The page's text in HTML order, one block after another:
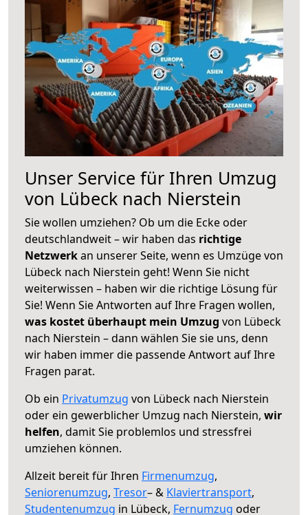
Unser Service für Ihren Umzug
von Lübeck nach Nierstein
Sie wollen umziehen? Ob um die Ecke oder
deutschlandweit – wir haben das richtige
Netzwerkan unserer Seite, wenn es Umzüge von
Lübeck nach Nierstein geht! Wenn Sie nicht
weiterwissen – haben wir die richtige Lösung für
Sie! Wenn Sie Antworten auf Ihre Fragen wollen,
was kostet überhaupt mein Umzug von Lübeck
nach Nierstein – dann wählen Sie sie uns, denn
wir haben immer die passende Antwort auf Ihre
Fragen parat.
Ob ein Privatumzug von Lübeck nach Nierstein
oder ein gewerblicher Umzug nach Nierstein, wir
helfen, damit Sie problemlos und stressfrei
umziehen können.
Allzeit bereit für Ihren Firmenumzug,
Seniorenumzug, Tresor– & Klaviertransport,
Studentenumzug in Lübeck, Fernumzug oder